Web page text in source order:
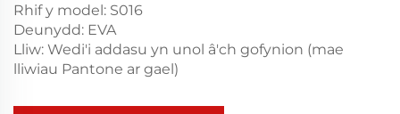
Rhif y model: S016
Deunydd: EVA
Lliw: Wedi'i addasu yn unol â'ch gofynion (mae
lliwiau Pantone ar gael)